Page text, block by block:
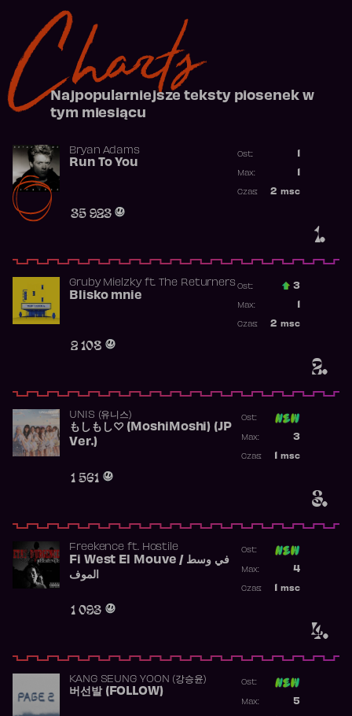
Charts
Najpopularniejsze teksty piosenek w
tym miesiącu
1.
Bryan Adams
Run To You
35 923
Ost.:
Max:
2 msc
Czas:
2.
Gruby Mielzkyft. The Returners
Blisko mnie
2 108
Ost.: 3
Max:
2 msc
Czas:
3.
UNIS (유니스)
もしもし♡ (MoshiMoshi) (JP
Ver.)
1 561
Ost:
3
Max:
msc
Czas:
4.
Freekence ft. Hostile
Fi West El Mouve / في وسط
الموف
1 093
Ost:
4
Max:
msc
Czas:
KANG SEUNG YOON (강승윤)
버선발 (FOLLOW)
Ost:
5
Max: